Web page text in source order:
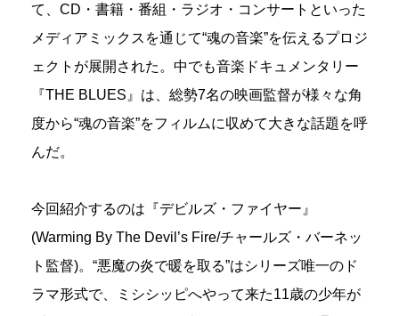
て、CD・書籍・番組・ラジオ・コンサートといった
メディアミックスを通じて“魂の音楽”を伝えるプロジ
ェクトが展開された。中でも音楽ドキュメンタリー
『THE BLUES』は、総勢7名の映画監督が様々な角
度から“魂の音楽”をフィルムに収めて大きな話題を呼
んだ。
今回紹介するのは『デビルズ・ファイヤー』
(Warming By The Devil’s Fire/チャールズ・バーネッ
ト監督)。“悪魔の炎で暖を取る”はシリーズ唯一のド
ラマ形式で、ミシシッピへやって来た11歳の少年が